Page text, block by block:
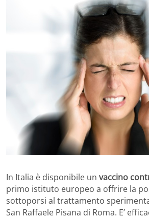
In Italia è disponibile un vaccino
primo istituto europeo a offrire la
sottoporsi al trattamento
San Raffaele Pisana di Roma. E’